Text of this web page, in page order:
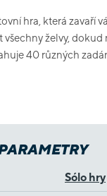
hra, která zavaří
želvy,
40 různých
Sólo hry